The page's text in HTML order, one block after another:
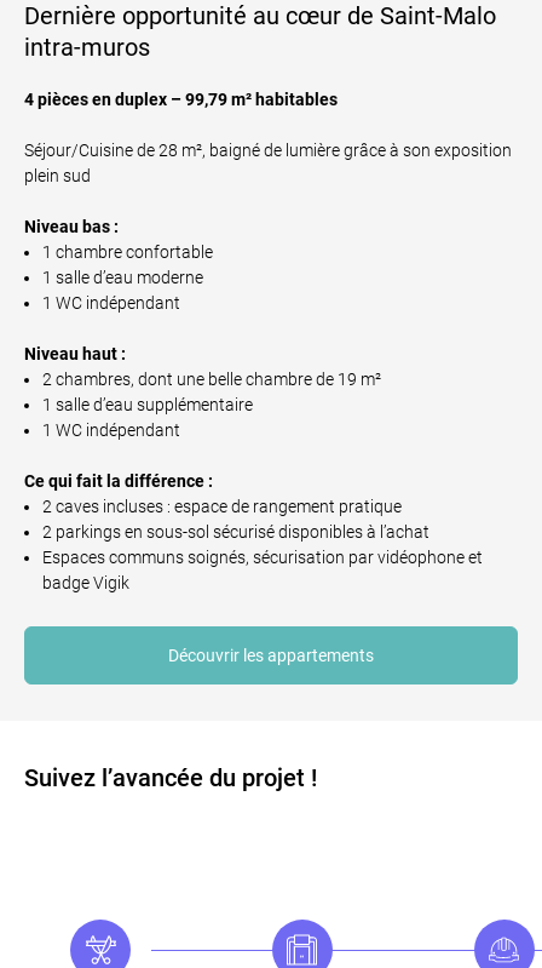
Dernière opportunité au cœur de Saint-Malo
intra-muros
4 pièces en duplex – 99,79 m² habitables
Séjour/Cuisine de 28 m², baigné de lumière grâce à son exposition
plein sud
Niveau bas :
1 chambre confortable
1 salle d’eau moderne
1 WC indépendant
Niveau haut :
2 chambres, dont une belle chambre de 19 m²
1 salle d’eau supplémentaire
1 WC indépendant
Ce qui fait la différence :
2 caves incluses : espace de rangement pratique
2 parkings en sous-sol sécurisé disponibles à l’achat
Espaces communs soignés, sécurisation par vidéophone et
badge Vigik
Découvrir les appartements
Suivez l’avancée du projet !